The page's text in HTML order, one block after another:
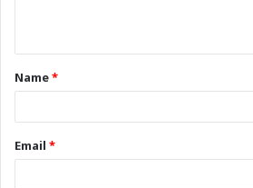
Name*
Email *